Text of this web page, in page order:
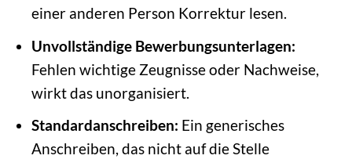
einer anderen Person Korrektur lesen.
Unvollständige Bewerbungsunterlagen:
Fehlen wichtige Zeugnisse oder Nachweise,
wirkt das unorganisiert.
Standardanschreiben: Ein generisches
Anschreiben, das nicht auf die Stelle